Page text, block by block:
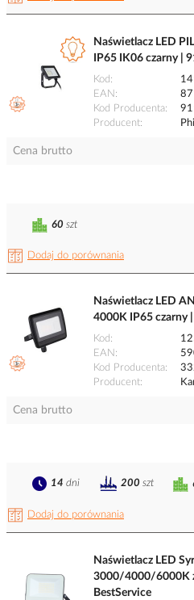
Naświetlacz LED
IP65 IK06 czarny |
Kod
EAN
Kod Producenta
Producent
Cena brutto
Dodaj do porównania
60 szt
Naświetlacz LED
4000K IP65 czarny
Kod
EAN
Kod Producenta
Producent
Cena brutto
Dodaj do porównania
14 dni 200 szt
Naświetlacz LED
3000/4000/6000K
BestService